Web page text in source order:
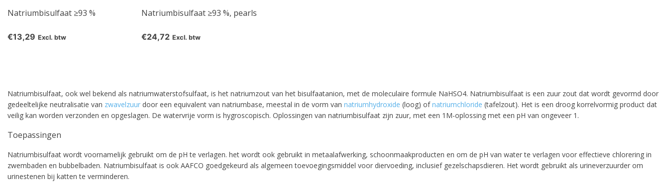
Natriumbisulfaat ≥93 %
€13,29 Excl. btw
Natriumbisulfaat ≥93 %, pearls
€24,72 Excl. btw
Natriumbisulfaat, ook wel bekend als natriumwaterstofsulfaat, is het natriumzout van het bisulfaatanion, met de moleculaire formule NaHSO4. Natriumbisulfaat is een zuur zout dat wordt gevormd door
gedeeltelijke neutralisatie van zwavelzuur door een equivalent van natriumbase, meestal in de vorm van natriumhydroxide (loog) ofnatriumchloride (tafelzout). Het is een droog korrelvormig product dat
veilig kan worden verzonden en opgeslagen. De watervrije vorm is hygroscopisch. Oplossingen van natriumbisulfaat zijn zuur, met een 1M-oplossing met een pH van ongeveer 1.
Toepassingen
Natriumbisulfaat wordt voornamelijk gebruikt om de pH te verlagen. het wordt ook gebruikt in metaalafwerking, schoonmaakproducten en om de pH van water te verlagen voor effectieve chlorering in
zwembaden en bubbelbaden. Natriumbisulfaat is ook AAFCO goedgekeurd als algemeen toevoegingsmiddel voor diervoeding, inclusief gezelschapsdieren. Het wordt gebruikt als urineverzuurder om
urinestenen bij katten te verminderen.